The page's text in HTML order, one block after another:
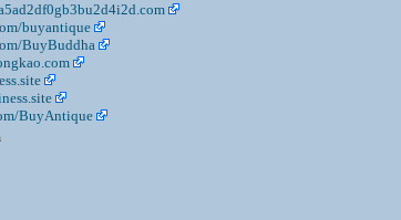
buyantique
BuyBuddha
BuyAntique